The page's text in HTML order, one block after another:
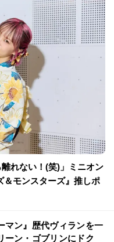
れない！(笑)」ミニオン
＆モンスターズ』推しポ
マン』歴代ヴィランを一
ーン・ゴブリンにドク